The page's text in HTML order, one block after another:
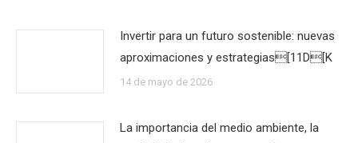
Invertir para un futuro sostenible: nuevas
aproximaciones y estrategias[11D[K
14 de mayo de 2026
La importancia del medio ambiente, la